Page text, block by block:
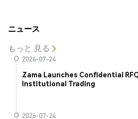
ニュース
もっと 見る
2026-07-24
Zama Launches Confidential
Institutional Trading
2026-07-24